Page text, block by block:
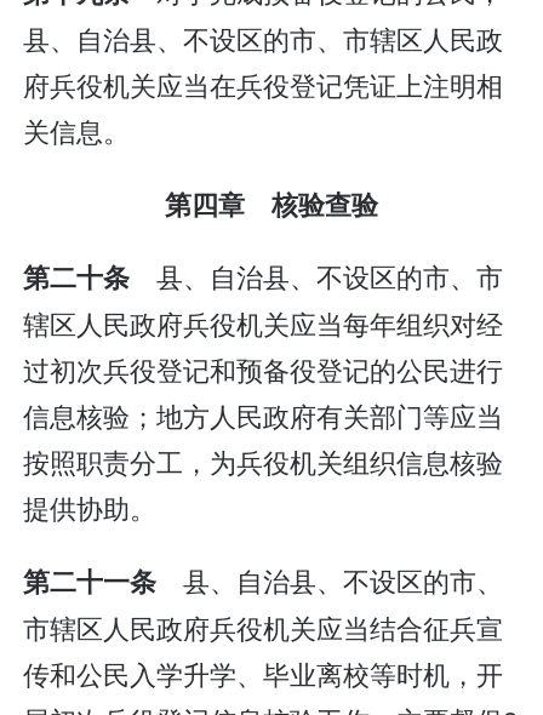
县、自治县、不设区的市、市辖区人民政
府兵役机关应当在兵役登记凭证上注明相
关信息。
第四章 核验查验
第二十条 县、自治县、不设区的市、市
辖区人民政府兵役机关应当每年组织对经
过初次兵役登记和预备役登记的公民进行
信息核验；地方人民政府有关部门等应当
按照职责分工，为兵役机关组织信息核验
提供协助。
第二十一条 县、自治县、不设区的市、
市辖区人民政府兵役机关应当结合征兵宣
传和公民入学升学、毕业离校等时机，开